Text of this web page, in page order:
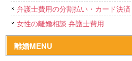
弁護士費用の分割払い・カード決済
女性の離婚相談 弁護士費用
離婚MENU